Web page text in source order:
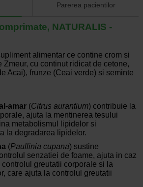
Parerea pacientilor
NATURALIS -
alimentar ce contine crom si
Zmeur, cu continut ridicat de cetone,
Acai), frunze (Ceai verde) si seminte
amar (Citrus aurantium) contribuie la
ajuta la mentinerea tesului
metabolismul lipidelor si
la degradarea lipidelor.
(Paullinia cupana) sustine
senzatiei de foame, ajuta in caz
greutatii corporale si la
care ajuta la controlul greutatii